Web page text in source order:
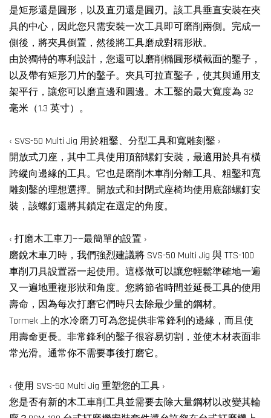
是矩形還是圓形，以及直刃還是圓刃。該工具垂直安裝在夾
具的中心，因此您只需安裝一次工具即可磨削兩側。完成一
側後，將夾具倒置，然後將工具磨成對稱形狀。
由於獨特的專利設計，您還可以磨削橢圓形橫截面的鑿子，
以及帶有矩形刀片的鑿子。夾具可拉直鑿子，使其與通用支
架平行，讓您可以磨直邊和圓邊。木工鑿的最大寬度為 32
毫米（1.3 英寸）。
‹ SVS-50 Multi Jig 用於粗鑿、分型工具和寬雕刻鑿 ›
開放式刀座，其中工具使用頂部螺釘安裝，最適用於具有橫
跨縱向邊緣的工具。它也是磨削木車削分離工具、粗鑿和寬
雕刻鑿的理想選擇。開放式和封閉式座椅均使用底部螺釘安
裝，該螺釘還將其鎖定在選定的角度。
‹ 打磨木工車刀——最簡單的設置 ›
磨銳木車刀時，我們強烈建議將 SVS-50 Multi Jig 與 TTS-100
車削刀具設置器一起使用。這樣做可以讓您輕鬆準確地一遍
又一遍地重複形狀和角度。您將節省時間並延長工具的使用
壽命，因為每次打磨它們時只去除最少量的鋼材。
Tormek 上的水冷磨刀可為您提供非常鋒利的邊緣，而且使
用壽命更長。非常鋒利的鑿子很容易切割，並使木材表面非
常光滑。通常你不需要事後打磨它。
‹ 使用 SVS-50 Multi Jig 重塑您的工具 ›
您是否有新的木工車削工具並需要去除大量鋼材以改變其輪